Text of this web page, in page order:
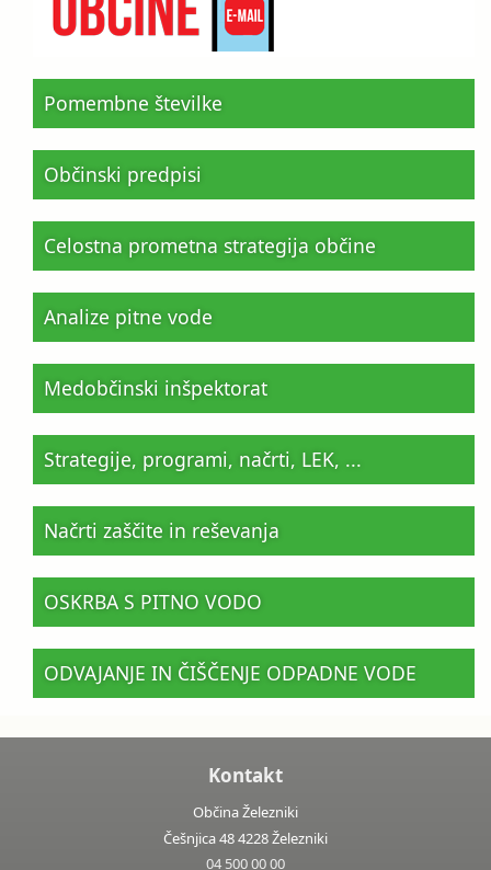
Pomembne številke
Občinski predpisi
Celostna prometna strategija občine
Analize pitne vode
Medobčinski inšpektorat
Strategije, programi, načrti, LEK, ...
Načrti zaščite in reševanja
OSKRBA S PITNO VODO
ODVAJANJE IN ČIŠČENJE ODPADNE VODE
Kontakt
Občina Železniki
Češnjica 48 4228 Železniki
04 500 00 00